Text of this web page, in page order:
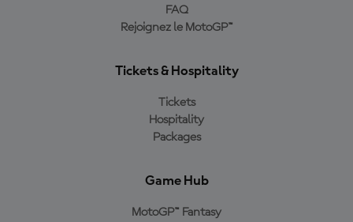
FAQ
Rejoignez le MotoGP™
Tickets & Hospitality
Tickets
Hospitality
Packages
Game Hub
MotoGP™ Fantasy